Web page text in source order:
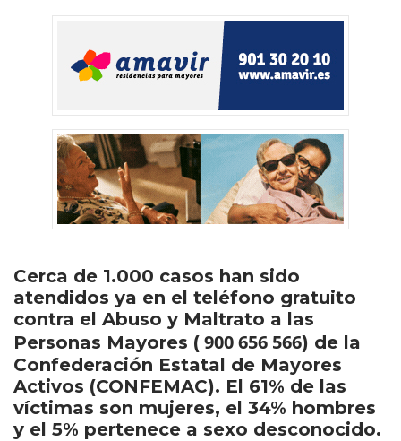
Cerca de 1.000 casos han sido
atendidos ya en el teléfono gratuito
contra el Abuso y Maltrato a las
Personas Mayores ( 900 656 566) de la
Confederación Estatal de Mayores
Activos (CONFEMAC). El 61% de las
víctimas son mujeres, el 34% hombres
y el 5% pertenece a sexo desconocido.